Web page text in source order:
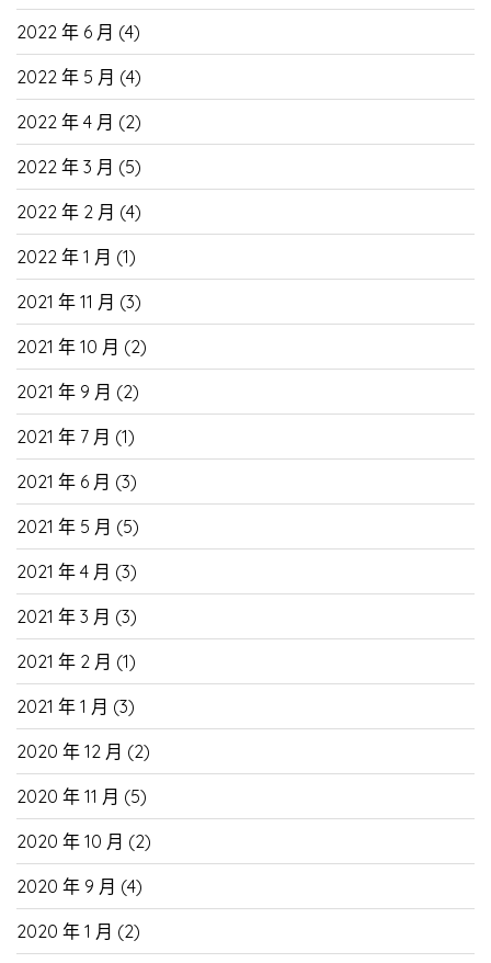
2022 年 6 月 (4)
2022 年 5 月 (4)
2022 年 4 月 (2)
2022 年 3 月 (5)
2022 年 2 月 (4)
2022 年 1 月 (1)
2021 年 11 月 (3)
2021 年 10 月 (2)
2021 年 9 月 (2)
2021 年 7 月 (1)
2021 年 6 月 (3)
2021 年 5 月 (5)
2021 年 4 月 (3)
2021 年 3 月 (3)
2021 年 2 月 (1)
2021 年 1 月 (3)
2020 年 12 月 (2)
2020 年 11 月 (5)
2020 年 10 月 (2)
2020 年 9 月 (4)
2020 年 1 月 (2)